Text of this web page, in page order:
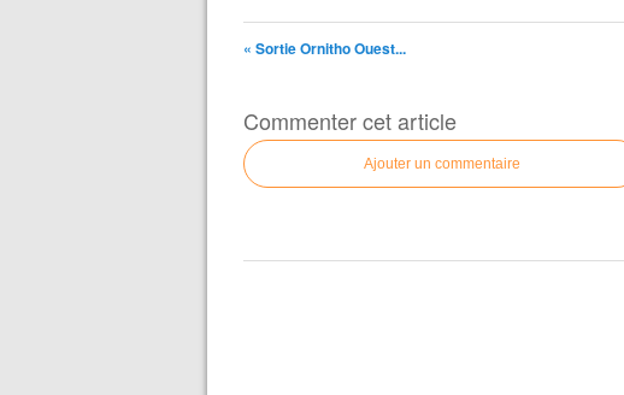
« Sortie Ornitho Ouest...
Commenter cet article
Ajouter un commentaire